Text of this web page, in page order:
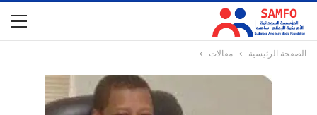
الصفحة الرئيسية مقالات